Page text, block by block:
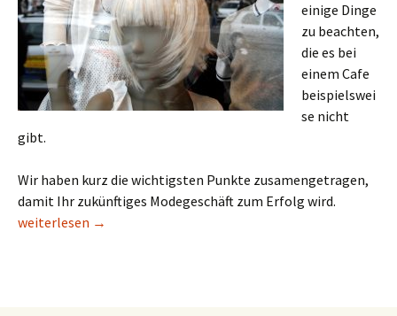
einige Dinge
zu beachten,
die es bei
einem Cafe
beispielswei
se nicht
gibt.
Wir haben kurz die wichtigsten Punkte zusamengetragen,
damit Ihr zukünftiges Modegeschäft zum Erfolg wird.
Was es beim Umbau eines Modegeschäfts zu beachten gibt
weiterlesen →